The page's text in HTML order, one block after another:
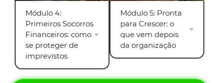
Módulo 4:
Primeiros Socorros
Financeiros: como
se proteger de
imprevistos
Módulo 5: Pronta
para Crescer: o
que vem depois
da organização